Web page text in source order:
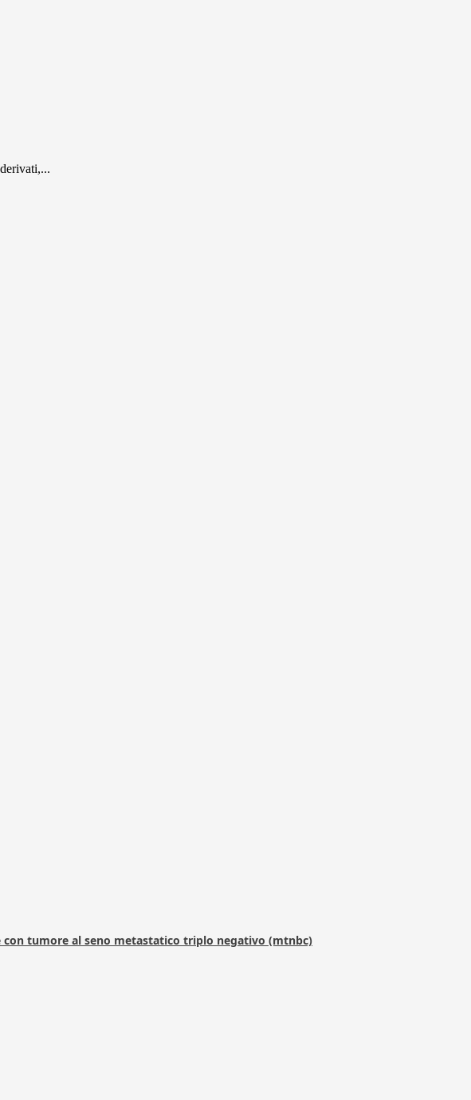
tumore al seno metastatico triplo negativo (mtnbc)